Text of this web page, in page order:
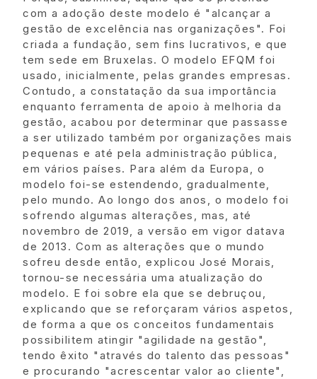
com a adoção deste modelo é "alcançar a
gestão de excelência nas organizações". Foi
criada a fundação, sem fins lucrativos, e que
tem sede em Bruxelas. O modelo EFQM foi
usado, inicialmente, pelas grandes empresas.
Contudo, a constatação da sua importância
enquanto ferramenta de apoio à melhoria da
gestão, acabou por determinar que passasse
a ser utilizado também por organizações mais
pequenas e até pela administração pública,
em vários países. Para além da Europa, o
modelo foi-se estendendo, gradualmente,
pelo mundo. Ao longo dos anos, o modelo foi
sofrendo algumas alterações, mas, até
novembro de 2019, a versão em vigor datava
de 2013. Com as alterações que o mundo
sofreu desde então, explicou José Morais,
tornou-se necessária uma atualização do
modelo. E foi sobre ela que se debruçou,
explicando que se reforçaram vários aspetos,
de forma a que os conceitos fundamentais
possibilitem atingir "agilidade na gestão",
tendo êxito "através do talento das pessoas"
e procurando "acrescentar valor ao cliente",